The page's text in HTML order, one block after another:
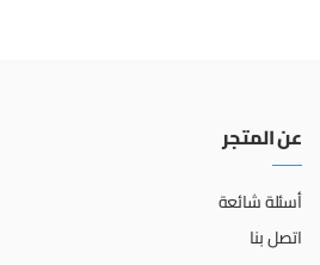
عن المتجر
أسئلة شائعة
اتصل بنا